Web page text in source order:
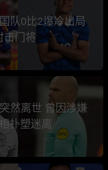
队0比2爆冷出局
击门将
然离世 曾因涉嫌
扑塑迷离